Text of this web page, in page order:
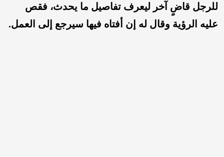
للرجل قاضٍ آخر ليعرف تفاصيل ما يحدث، فقص
عليه الرؤية وقال له إن أفتاه فيها سيرجع إلى العمل.